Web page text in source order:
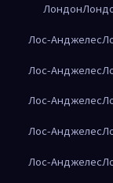
Лондон
Лос-Анджелес
Лос-Анджелес
Лос-Анджелес
Лос-Анджелес
Лос-Анджелес